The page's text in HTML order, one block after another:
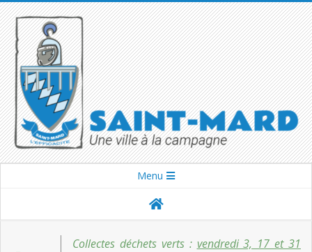
Skip
to
content
SAINT-
Menu
Collectes déchets verts : vendredi 3, 17 et 31